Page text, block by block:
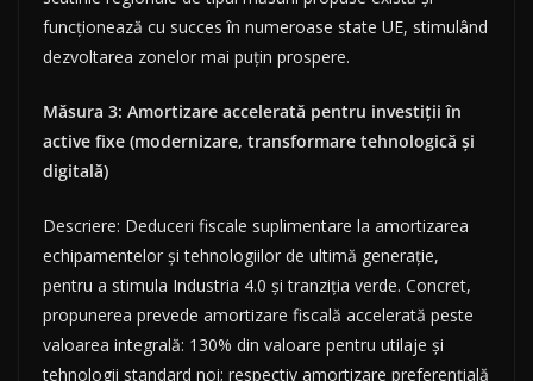
funcționează cu succes în numeroase state UE, stimulând
dezvoltarea zonelor mai puțin prospere.
Măsura 3: Amortizare accelerată pentru investiții în
active fixe (modernizare, transformare tehnologică și
digitală)
Descriere: Deduceri fiscale suplimentare la amortizarea
echipamentelor și tehnologiilor de ultimă generație,
pentru a stimula Industria 4.0 și tranziția verde. Concret,
propunerea prevede amortizare fiscală accelerată peste
valoarea integrală: 130% din valoare pentru utilaje și
tehnologii standard noi; respectiv amortizare preferențială